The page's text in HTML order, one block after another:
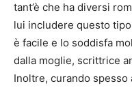
tant’è che ha diversi
lui includere questo
è facile e lo soddisfa
dalla moglie, scrittrice
Inoltre, curando